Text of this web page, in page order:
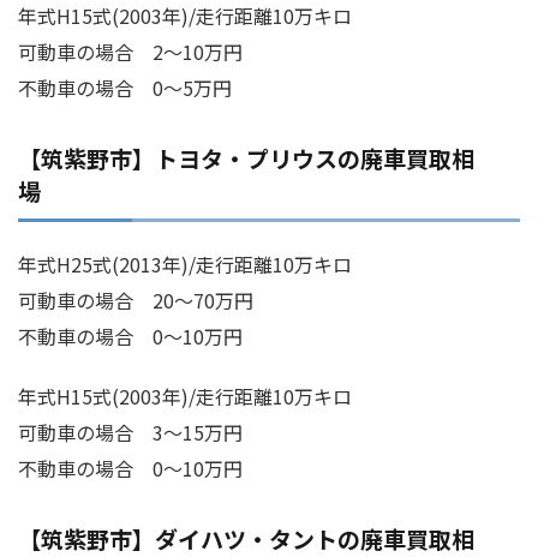
年式H15式(2003年)/走行距離10万キロ
可動車の場合 2～10万円
不動車の場合 0～5万円
【筑紫野市】トヨタ・プリウスの廃車買取相
場
年式H25式(2013年)/走行距離10万キロ
可動車の場合 20～70万円
不動車の場合 0～10万円
年式H15式(2003年)/走行距離10万キロ
可動車の場合 3～15万円
不動車の場合 0～10万円
【筑紫野市】ダイハツ・タントの廃車買取相